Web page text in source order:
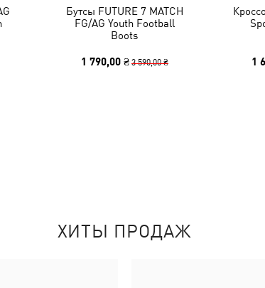
Бутсы FUTURE 7 MATCH
FG/AG Youth Football
Boots
1 790,00 ₴ 3 590,00 ₴ 1
ХИТЫ ПРОДАЖ